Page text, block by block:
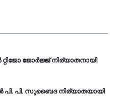
ജോർജ്ജ് നിര്യാതനായി
പി. സുബൈദ നിര്യാതയായി